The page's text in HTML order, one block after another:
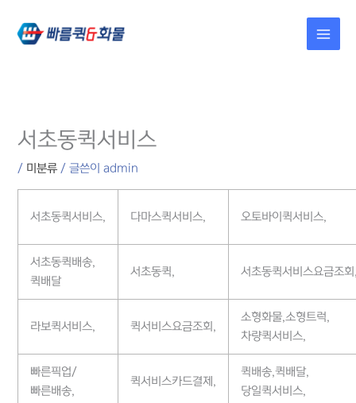
건너뛰기
서초동퀵서비스
/ 미분류 / 글쓴이admin
서초동퀵서비스, 다마스퀵서비스, 오토바이퀵서비스,
서초동퀵배송,
퀵배달
서초동퀵, 서초동퀵서비스요금조
라보퀵서비스, 퀵서비스요금조회,
소형화물,소형트럭,
차량퀵서비스,
빠른픽업/
빠른배송,
퀵서비스카드결제,
퀵배송,퀵배달,
당일퀵서비스,